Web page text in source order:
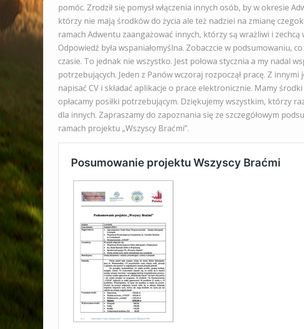
pomóc. Zrodził się pomysł włączenia innych osób, by w okresie
którzy nie mają środków do życia ale też nadziei na zmianę
ramach Adwentu zaangażować innych, którzy są wrażliwi i zechcą
Odpowiedź była wspaniałomyślna. Zobaczcie w podsumowaniu,
czasie. To jednak nie wszystko. Jest połowa stycznia a my nadal
potrzebujących. Jeden z Panów wczoraj rozpoczął pracę. Z
napisać CV i składać aplikacje o prace elektronicznie. Mamy
opłacamy posiłki potrzebującym. Dziękujemy wszystkim, którzy
dla innych. Zapraszamy do zapoznania się ze szczegółowym
ramach projektu „Wszyscy Braćmi”.